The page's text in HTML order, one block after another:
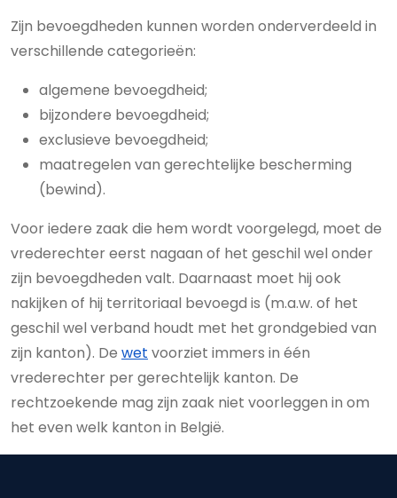
Zijn bevoegdheden kunnen worden onderverdeeld in
verschillende categorieën:
algemene bevoegdheid;
bijzondere bevoegdheid;
exclusieve bevoegdheid;
maatregelen van gerechtelijke bescherming
(bewind).
Voor iedere zaak die hem wordt voorgelegd, moet de
vrederechter eerst nagaan of het geschil wel onder
zijn bevoegdheden valt. Daarnaast moet hij ook
nakijken of hij territoriaal bevoegd is (m.a.w. of het
geschil wel verband houdt met het grondgebied van
zijn kanton). De wet voorziet immers in één
vrederechter per gerechtelijk kanton. De
rechtzoekende mag zijn zaak niet voorleggen in om
het even welk kanton in België.